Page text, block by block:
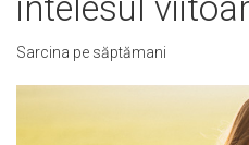
Sarcina pe săptămani